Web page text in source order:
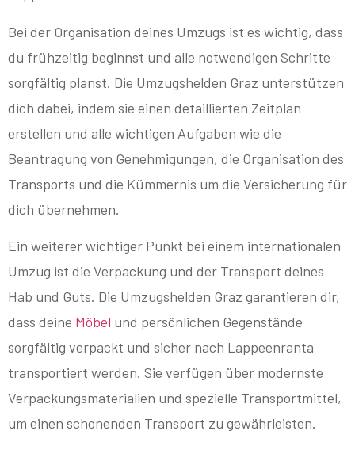
Bei der Organisation deines Umzugs ist es wichtig, dass
du frühzeitig beginnst und alle notwendigen Schritte
sorgfältig planst. Die Umzugshelden Graz unterstützen
dich dabei, indem sie einen detaillierten Zeitplan
erstellen und alle wichtigen Aufgaben wie die
Beantragung von Genehmigungen, die Organisation des
Transports und die Kümmernis um die Versicherung für
dich übernehmen.
Ein weiterer wichtiger Punkt bei einem internationalen
Umzug ist die Verpackung und der Transport deines
Hab und Guts. Die Umzugshelden Graz garantieren dir,
dass deine Möbel und persönlichen Gegenstände
sorgfältig verpackt und sicher nach Lappeenranta
transportiert werden. Sie verfügen über modernste
Verpackungsmaterialien und spezielle Transportmittel,
um einen schonenden Transport zu gewährleisten.